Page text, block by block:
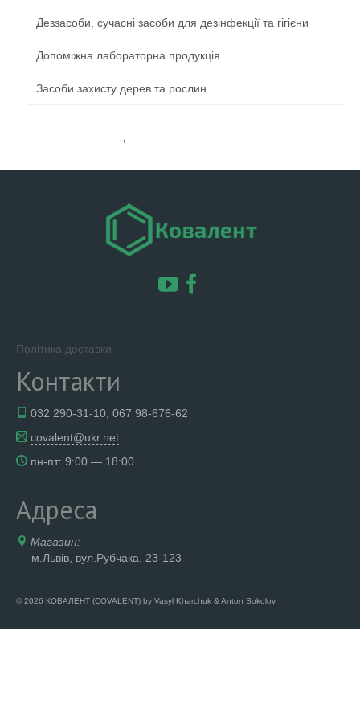
Деззасоби, сучасні засоби для дезінфекції та гігієни
Допоміжна лабораторна продукція
Засоби захисту дерев та рослин
,
Політика доставки
Контакти
032 290-31-10, 067 98-676-62
covalent@ukr.net
пн-пт: 9:00 — 18:00
Адреса
Магазин:
м.Львів, вул.Рубчака, 23-123
© 2026 КОВАЛЕНТ (COVALENT) by Vasyl Kharchuk & Anton Sokolov